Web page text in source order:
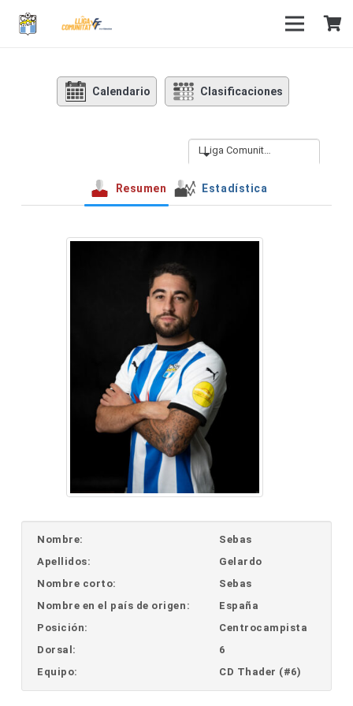
Calendario Clasificaciones
LLiga Comunitat Grup Sud 2025-26
Resumen Estadística
Nombre:
Sebas
Apellidos:
Gelardo
Nombre corto:
Sebas
Nombre en el país de origen:
España
Posición:
Centrocampista
Dorsal:
6
Equipo:
CD Thader (#6)